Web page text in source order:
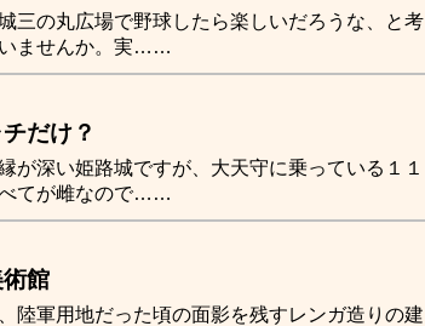
三の丸広場で野球したら楽しいだろうな、と考
ませんか。実……
だけ？
が深い姫路城ですが、大天守に乗っている１１
てが雌なので……
館
陸軍用地だった頃の面影を残すレンガ造りの建